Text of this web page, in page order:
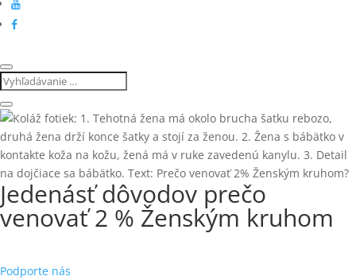
Jedenásť dôvodov prečo
venovať 2 % Ženským kruhom
Podporte nás